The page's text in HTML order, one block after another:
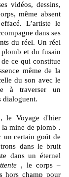
vidéos, dessins,
même absent
L’artiste le
dans ses
du réel. Un réel
et du fusain
ce qui constitue
même de la
du son avec le
à traverser un
dialoguent.
le Voyage d'hier
la mine de plomb .
un certain goût de
dans le bruit
dans un éternel
, le corps –
hors champ pour